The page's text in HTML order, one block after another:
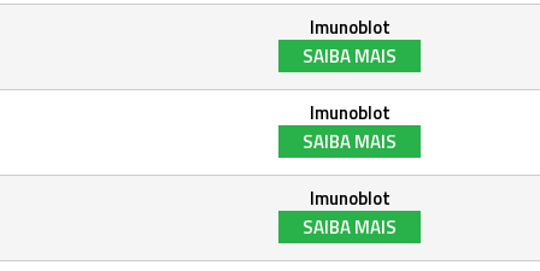
Imunoblot
SAIBA MAIS
Imunoblot
SAIBA MAIS
Imunoblot
SAIBA MAIS